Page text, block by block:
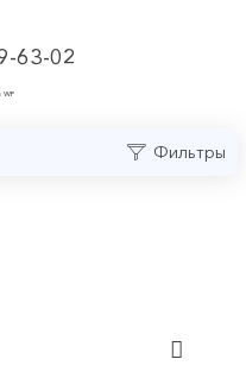
63-02
Фильтры